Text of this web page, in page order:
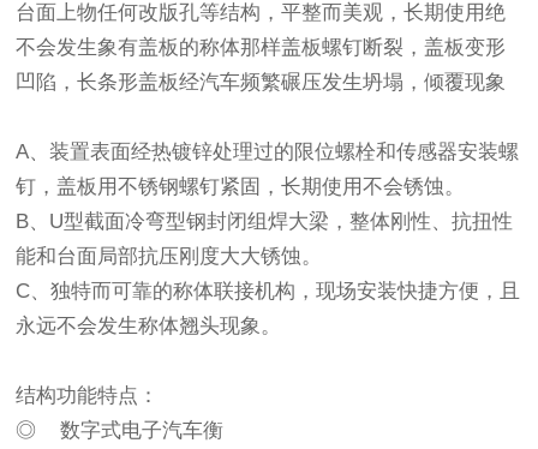
台面上物任何改版孔等结构，平整而美观，长期使用绝
不会发生象有盖板的称体那样盖板螺钉断裂，盖板变形
凹陷，长条形盖板经汽车频繁碾压发生坍塌，倾覆现象
A、装置表面经热镀锌处理过的限位螺栓和传感器安装螺
钉，盖板用不锈钢螺钉紧固，长期使用不会锈蚀。
B、U型截面冷弯型钢封闭组焊大梁，整体刚性、抗扭性
能和台面局部抗压刚度大大锈蚀。
C、独特而可靠的称体联接机构，现场安装快捷方便，且
永远不会发生称体翘头现象。
结构功能特点：
◎ 数字式电子汽车衡